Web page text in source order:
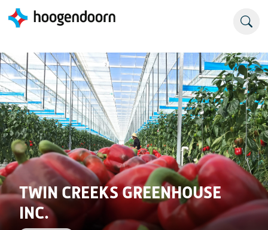
TWIN CREEKS GREENHOUSE
INC.